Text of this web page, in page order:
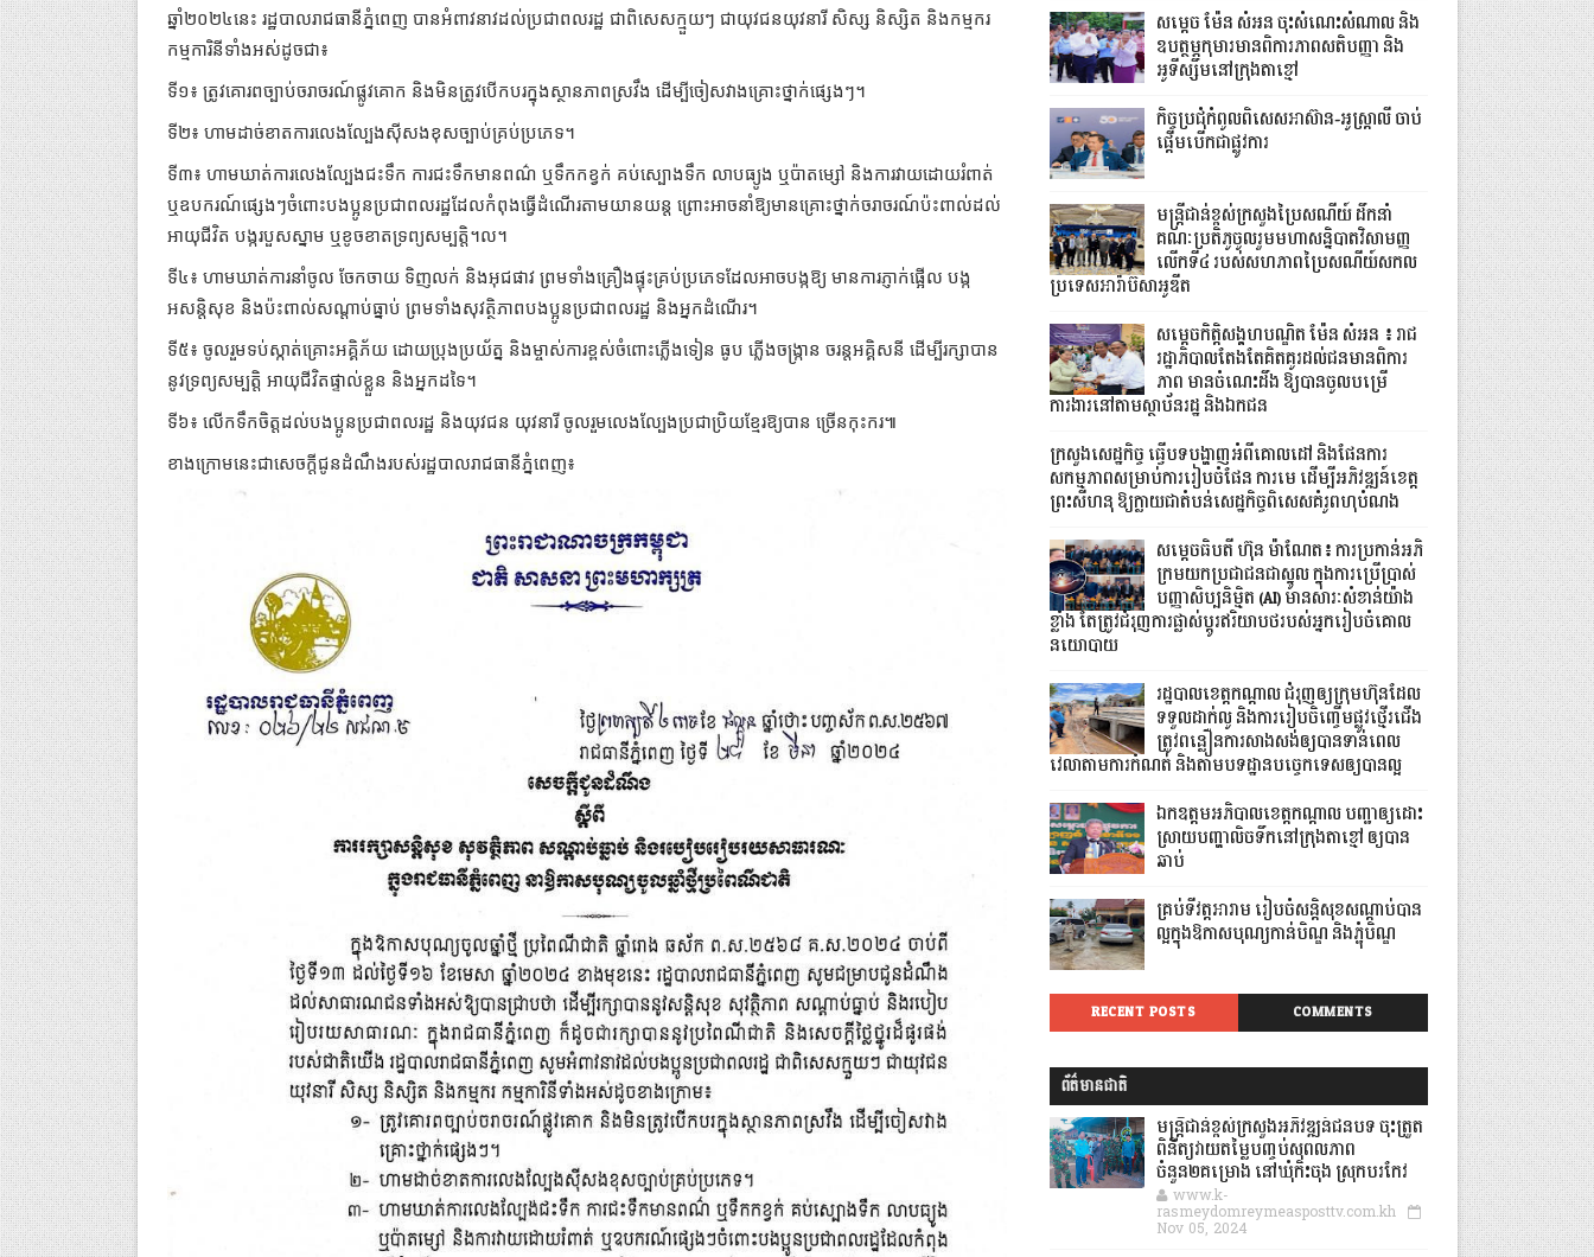
ឆ្នាំ២០២៤នេះ រដ្ឋបាលរាជធានីភ្នំពេញ បានអំពាវនាវដល់ប្រជាពលរដ្ឋ ជាពិសេសក្មួយៗ ជាយុវជនយុវនារី សិស្ស និស្សិត និងកម្មករ
កម្មការិនីទាំងអស់ដូចជា៖
ទី១៖ ត្រូវគោរពច្បាប់ចរាចរណ៍ផ្លូវគោក និងមិនត្រូវបើកបរក្នុងស្ថានភាពស្រវឹង ដើម្បីចៀសវាងគ្រោះថ្នាក់ផ្សេងៗ។
ទី២៖ ហាមដាច់ខាតការលេងល្បែងស៊ីសងខុសច្បាប់គ្រប់ប្រភេទ។
ទី៣៖ ហាមឃាត់ការលេងល្បែងជះទឹក ការជះទឹកមានពណ៌ ឬទឹកកខ្វក់ គប់ស្បោងទឹក លាបធ្យូង ឬប៉ាតម្សៅ និងការវាយដោយរំពាត់
ឬឧបករណ៍ផ្សេងៗចំពោះបងប្អូនប្រជាពលរដ្ឋដែលកំពុងធ្វើដំណើរតាមយានយន្ត ព្រោះអាចនាំឱ្យមានគ្រោះថ្នាក់ចរាចរណ៍ប៉ះពាល់ដល់
អាយុជីវិត បង្ករបួសស្នាម ឬខូចខាតទ្រព្យសម្បត្តិ។ល។
ទី៤៖ ហាមឃាត់ការនាំចូល ចែកចាយ ទិញលក់ និងអុជផាវ ព្រមទាំងគ្រឿងផ្ទុះគ្រប់ប្រភេទដែលអាចបង្កឱ្យ មានការភ្ញាក់ផ្អើល បង្ក
អសន្តិសុខ និងប៉ះពាល់សណ្ដាប់ធ្នាប់ ព្រមទាំងសុវត្ថិភាពបងប្អូនប្រជាពលរដ្ឋ និងអ្នកដំណើរ។
ទី៥៖ ចូលរួមទប់ស្កាត់គ្រោះអគ្គិភ័យ ដោយប្រុងប្រយ័ត្ន និងម្ចាស់ការខ្ពស់ចំពោះភ្លើងទៀន ធូប ភ្លើងចង្ក្រាន ចរន្តអគ្គិសនី ដើម្បីរក្សាបាន
នូវទ្រព្យសម្បត្តិ អាយុជីវិតផ្ទាល់ខ្លួន និងអ្នកដទៃ។
ទី៦៖ លើកទឹកចិត្តដល់បងប្អូនប្រជាពលរដ្ឋ និងយុវជន យុវនារី ចូលរួមលេងល្បែងប្រជាប្រិយខ្មែរឱ្យបាន ច្រើនកុះករ៕
ខាងក្រោមនេះជាសេចក្តីជូនដំណឹងរបស់រដ្ឋបាលរាជធានីភ្នំពេញ៖
សម្តេច ម៉ែន សំអន ចុះសំណេះសំណាល និង
ឧបត្ថម្ភកុមារមានពិការភាពសតិបញ្ញា និង
អូទីស្សឹមនៅក្រុងតាខ្មៅ
កិច្ចប្រជុំកំពូលពិសេសអាស៊ាន-អូស្ត្រាលី ចាប់
ផ្តើមបើកជាផ្លូវការ
មន្ត្រីជាន់ខ្ពស់ក្រសួងប្រៃសណីយ៍ ដឹកនាំ
គណៈប្រតិភូចូលរួមមហាសន្និបាតវិសាមញ្ញ
លើកទី៤ របស់សហភាពប្រៃសណីយ៍សកល
ប្រទេសអារ៉ាប៊ីសាអូឌីត
សម្តេចកិត្តិសង្គហបណ្ឌិត ម៉ែន សំអន ៖ រាជ
រដ្ឋាភិបាលតែងតែគិតគូរដល់ជនមានពិការ
ភាព មានចំណេះដឹង ឱ្យបានចូលបម្រើ
ការងារនៅតាមស្ថាប័នរដ្ឋ និងឯកជន
ក្រសួងសេដ្ឋកិច្ច ធ្វើបទបង្ហាញអំពីគោលដៅ និងផែនការ
សកម្មភាពសម្រាប់ការរៀបចំផែន ការមេ ដើម្បីអភិវឌ្ឍន៍ខេត្ត
ព្រះសីហនុ ឱ្យក្លាយជាតំបន់សេដ្ឋកិច្ចពិសេសគំរូពហុបំណង
សម្តេចធិបតី ហ៊ុន ម៉ាណែត៖ ការប្រកាន់អភិ
ក្រមយកប្រជាជនជាស្នូល ក្នុងការប្រើប្រាស់
បញ្ញាសិប្បនិម្មិត (AI) មានសារៈសំខាន់យ៉ាង
ខ្លាំង តែត្រូវជំរុញការផ្លាស់ប្តូរឥរិយាបថរបស់អ្នករៀបចំគោល
នយោបាយ
រដ្ឋបាលខេត្តកណ្ដាល ជំរុញឲ្យក្រុមហ៊ុនដែល
ទទួលដាក់លូ និងការរៀបចិញ្ចើមផ្លូវថ្មើរជើង
ត្រូវពន្លឿនការសាងសង់ឲ្យបានទាន់ពេល
វេលាតាមការកំណត់ និងតាមបទដ្ឋានបច្ចេកទេសឲ្យបានល្អ
ឯកឧត្តមអភិបាលខេត្តកណ្ដាល បញ្ជាឲ្យដោះ
ស្រាយបញ្ហាលិចទឹកនៅក្រុងតាខ្មៅ ឲ្យបាន
ឆាប់
គ្រប់ទីវត្តអារាម រៀបចំសន្តិសុខសណ្តាប់បាន
ល្អក្នុងឱកាសបុណ្យកាន់បិណ្ឌ និងភ្ជុំបិណ្ឌ
RECENT POSTS COMMENTS
ព័ត៌មានជាតិ
មន្ត្រីជាន់ខ្ពស់ក្រសួងអភិវឌ្ឍន៍ជនបទ ចុះត្រួត
ពិនិត្យវាយតម្លៃបញ្ចប់សុពលភាព
ចំនួន២គម្រោង នៅឃុំកិះចុង ស្រុកបរកែវ
www.k-
rasmeydomreymeasposttv.com.kh
Nov 05, 2024